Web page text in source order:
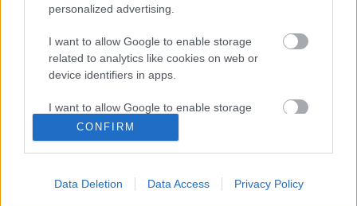
personalized advertising.
I want to allow Google to enable storage
related to analytics like cookies on web or
device identifiers in apps.
I want to allow Google to enable storage
related to functionality of the website or app.
I want to allow Google to enable storage
CONFIRM
Data Deletion Data Access Privacy Policy
Ajánlott bejegyzések:
Wéber Tibor Rudolf erdélyi vállalkozó lett
az Év Példaképe 2016-ban